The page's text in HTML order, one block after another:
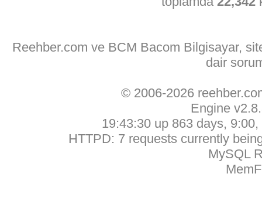
Reehber.com ve BCM Bacom Bilgisayar,
dair
© 2006-2026
Engine
19:43:30 up 863 days,
HTTPD: 7 requests currently
MySQL